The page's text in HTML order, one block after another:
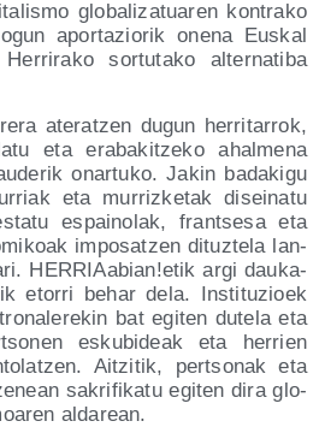
glo­ba­li­za­tua­ren kon­tra­ko
apor­ta­zio­rik one­na Eus­kal
sor­tu­ta­ko alter­na­ti­ba
ate­ratzen dugun herri­ta­rrok,
eta era­ba­kitze­ko ahal­me­na
onar­tu­ko. Jakin bada­ki­gu
eta murriz­ke­tak disei­na­tu
espai­no­lak, fran­tse­sa eta
impo­satzen dituz­te­la lan­
HERRIAabian!etik argi dau­ka­
eto­rri behar dela. Ins­ti­tu­zioek
bat egi­ten dute­la eta
esku­bi­deak eta herrien
Aitzi­tik, per­tso­nak eta
sakri­fi­ka­tu egi­ten dira glo­
aldarean.